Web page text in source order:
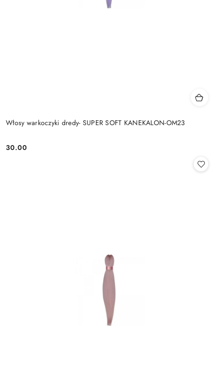
Włosy warkoczyki dredy- SUPER SOFT KANEKALON-OM23
Cena:
30.00